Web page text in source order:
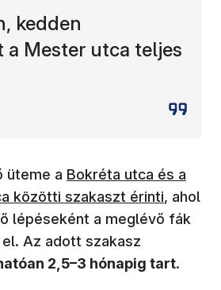
kedden
a Mester utca teljes
üteme a (új ablakban nyílik
Bokréta utca és a
közötti szakaszt érinti, ahol
lépéseként a meglévő fák
Az adott szakasz
2,5–3 hónapig tart.